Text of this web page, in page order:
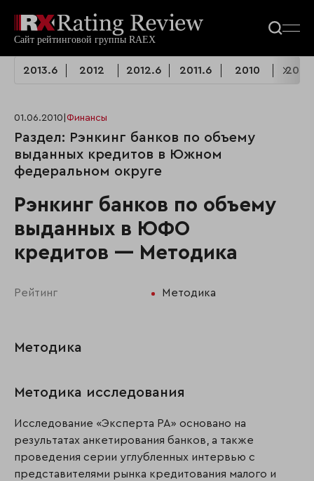
2013.6 2012 2012.6 2011.6 2010 2009
01.06.2010 Финансы
Раздел: Рэнкинг банков по объему
выданных кредитов в Южном
федеральном округе
Рэнкинг банков по объему
выданных в ЮФО
кредитов — Методика
Рейтинг Методика
Методика
Методика исследования
Исследование «Эксперта РА» основано на
результатах анкетирования банков, а также
проведения серии углубленных интервью с
представителями рынка кредитования малого и